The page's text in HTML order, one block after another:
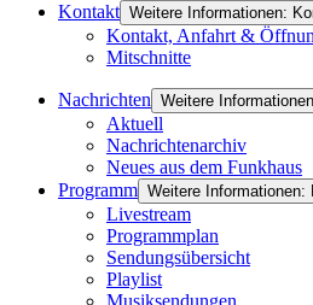
Kontakt Weitere Informationen:
Kontakt, Anfahrt &
Mitschnitte
Nachrichten Weitere
Aktuell
Nachrichtenarchiv
Neues aus dem Funkhaus
Programm Weitere Informationen:
Livestream
Programmplan
Sendungsübersicht
Playlist
Musiksendungen